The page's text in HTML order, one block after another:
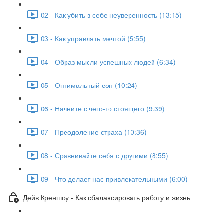
02 - Как убить в себе неуверенность (13:15)
03 - Как управлять мечтой (5:55)
04 - Образ мысли успешных людей (6:34)
05 - Оптимальный сон (10:24)
06 - Начните с чего-то стоящего (9:39)
07 - Преодоление страха (10:36)
08 - Сравнивайте себя с другими (8:55)
09 - Что делает нас привлекательными (6:00)
Дейв Креншоу - Как сбалансировать работу и жизнь